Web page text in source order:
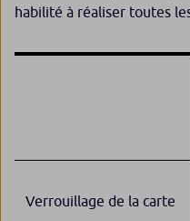
habilité à réaliser toutes
Verrouillage de la carte